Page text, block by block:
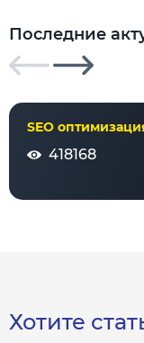
Последние
SEO
418168
Хотите